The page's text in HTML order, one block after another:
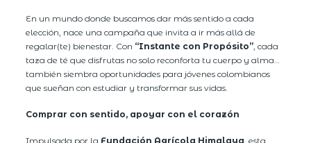
En un mundo donde buscamos dar más sentido a cada
elección, nace una campaña que invita a ir más allá de
regalar(te) bienestar. Con “Instante con Propósito” , cada
taza de té que disfrutas no solo reconforta tu cuerpo y alma…
también siembra oportunidades para jóvenes colombianos
que sueñan con estudiar y transformar sus vidas.
Comprar con sentido, apoyar con el corazón
Impulsada por la Fundación Agrícola Himalaya , esta